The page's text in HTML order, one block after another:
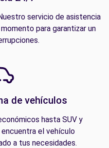
servicio de asistencia
para garantizar un
de vehículos
hasta SUV y
el vehículo
a tus necesidades.